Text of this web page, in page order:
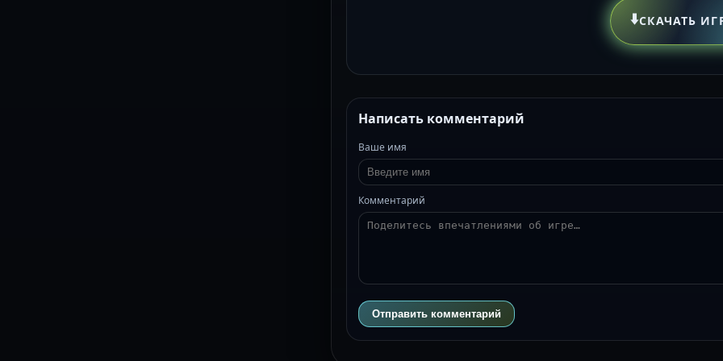
⬇️СКАЧАТЬ
Написать комментарий
Ваше имя
Комментарий
Отправить комментарий